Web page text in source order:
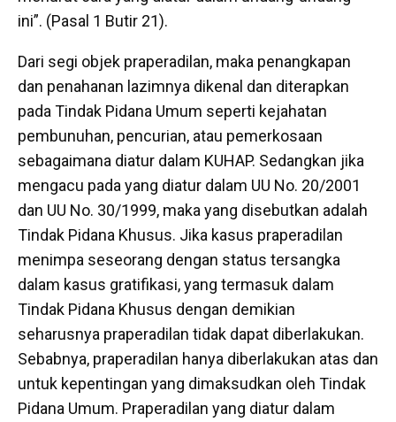
ini”. (Pasal 1 Butir 21).
Dari segi objek praperadilan, maka penangkapan
dan penahanan lazimnya dikenal dan diterapkan
pada Tindak Pidana Umum seperti kejahatan
pembunuhan, pencurian, atau pemerkosaan
sebagaimana diatur dalam KUHAP. Sedangkan jika
mengacu pada yang diatur dalam UU No. 20/2001
dan UU No. 30/1999, maka yang disebutkan adalah
Tindak Pidana Khusus. Jika kasus praperadilan
menimpa seseorang dengan status tersangka
dalam kasus gratifikasi, yang termasuk dalam
Tindak Pidana Khusus dengan demikian
seharusnya praperadilan tidak dapat diberlakukan.
Sebabnya, praperadilan hanya diberlakukan atas dan
untuk kepentingan yang dimaksudkan oleh Tindak
Pidana Umum. Praperadilan yang diatur dalam